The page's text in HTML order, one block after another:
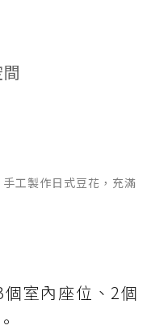
工製作日式豆花，充滿
室內座位、2個